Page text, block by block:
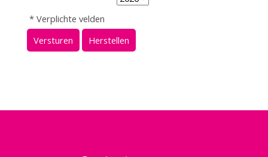
* Verplichte velden
Versturen
Herstellen